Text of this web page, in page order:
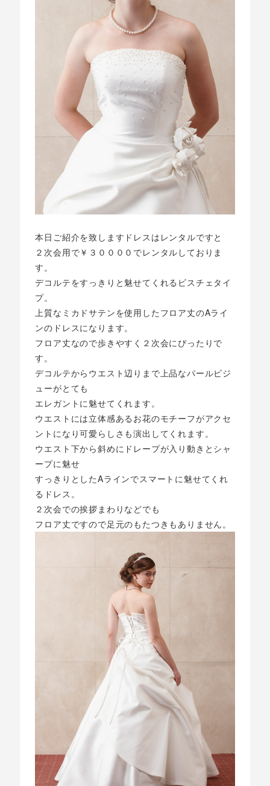
本日ご紹介を致しますドレスはレンタルですと
２次会用で￥３００００でレンタルしておりま
す。
デコルテをすっきりと魅せてくれるビスチェタイ
プ。
上質なミカドサテンを使用したフロア丈のAライ
ンのドレスになります。
フロア丈なので歩きやすく２次会にぴったりで
す。
デコルテからウエスト辺りまで上品なパールビジ
ューがとても
エレガントに魅せてくれます。
ウエストには立体感あるお花のモチーフがアクセ
ントになり可愛らしさも演出してくれます。
ウエスト下から斜めにドレープが入り動きとシャ
ープに魅せ
すっきりとしたAラインでスマートに魅せてくれ
るドレス。
２次会での挨拶まわりなどでも
フロア丈ですので足元のもたつきもありません。